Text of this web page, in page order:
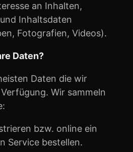
an Inhalten,
Inhaltsdaten
Fotografien, Videos).
Daten?
Daten die wir
Wir sammeln
bzw. online ein
Service bestellen.